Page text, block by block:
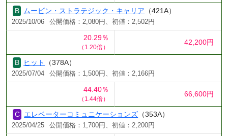
ムービン・ストラテジック・キャリア （421A）
2025/10/06 公開価格：2,080円、初値：2,502円
20.29％
（1.20倍）
42,200円
ヒット （378A）
2025/07/04 公開価格：1,500円、初値：2,166円
44.40％
（1.44倍）
66,600円
エレベーターコミュニケーションズ （353A）
2025/04/25 公開価格：1,700円、初値：2,200円